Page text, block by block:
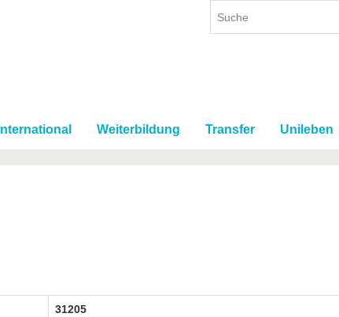
International Weiterbildung Transfer Unileben
31205